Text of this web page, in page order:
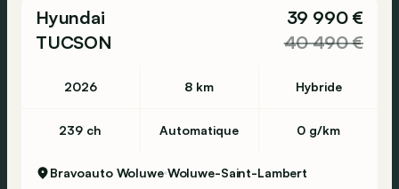
Hyundai
TUCSON
39 990 €
40 490 €
2026 8 km Hybride
239 ch Automatique 0 g/km
Bravoauto Woluwe Woluwe-Saint-Lambert